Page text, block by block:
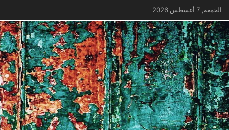
الجمعة, 7 أغسطس 2026